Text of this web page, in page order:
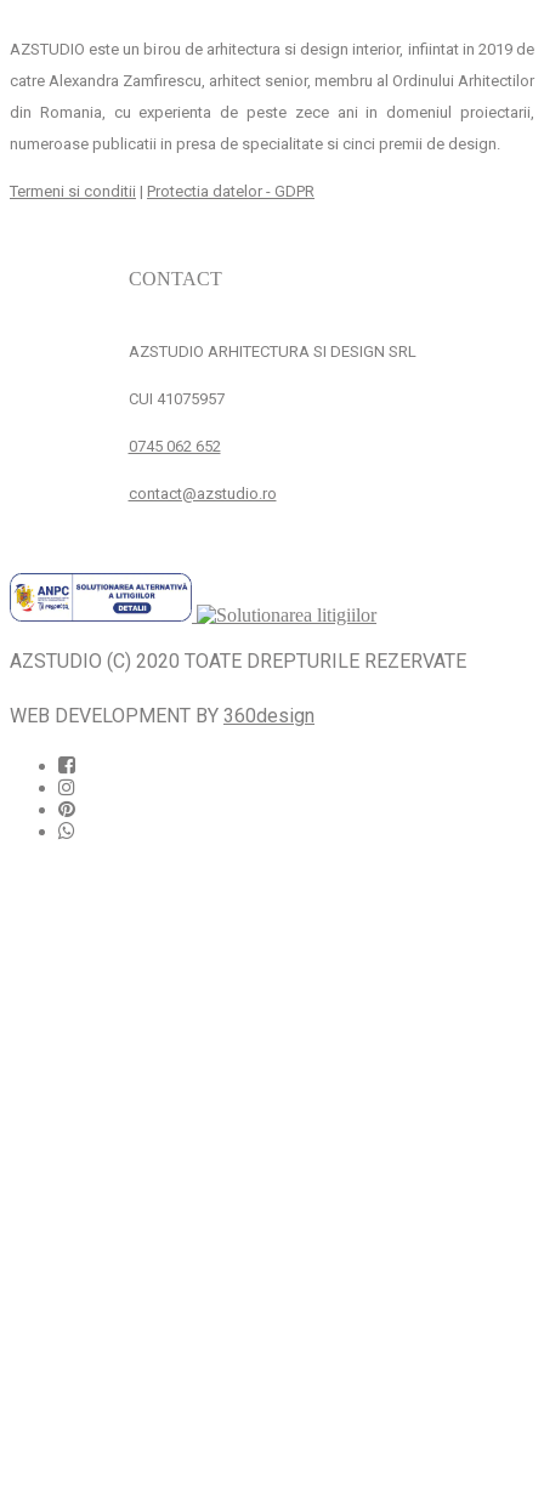
AZSTUDIO este un birou de arhitectura si design interior, infiintat in 2019 de
catre Alexandra Zamfirescu, arhitect senior, membru al Ordinului Arhitectilor
din Romania, cu experienta de peste zece ani in domeniul proiectarii,
numeroase publicatii in presa de specialitate si cinci premii de design.
Termeni si conditii | Protectia datelor - GDPR
CONTACT
AZSTUDIO ARHITECTURA SI DESIGN SRL
CUI 41075957
0745 062 652
contact@azstudio.ro
AZSTUDIO (C) 2020 TOATE DREPTURILE REZERVATE
WEB DEVELOPMENT BY 360design